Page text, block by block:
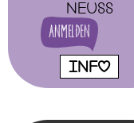
Neuss
Anmelden
INFO